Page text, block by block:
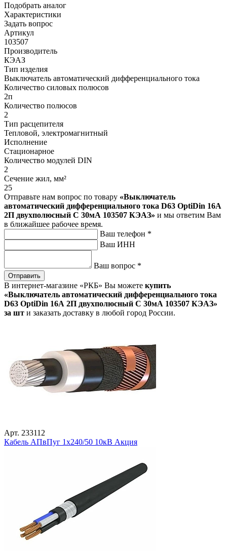
Подобрать аналог
Характеристики
Задать вопрос
Артикул
103507
Производитель
КЭАЗ
Тип изделия
Выключатель автоматический дифференциального тока
Количество силовых полюсов
2п
Количество полюсов
2
Тип расцепителя
Тепловой, электромагнитный
Исполнение
Стационарное
Количество модулей DIN
2
Сечение жил, мм²
25
Отправьте нам вопрос по товару «Выключатель
автоматический дифференциального тока D63 OptiDin 16А
2П двухполюсный C 30мА 103507 КЭАЗ» и мы ответим Вам
в ближайшее рабочее время.
Ваш телефон *
Ваш ИНН
Ваш вопрос *
Отправить
В интернет-магазине «РКБ» Вы можете купить
«Выключатель автоматический дифференциального тока
D63 OptiDin 16А 2П двухполюсный C 30мА 103507 КЭАЗ»
за шт и заказать доставку в любой город России.
Арт. 233112
Кабель АПвПуг 1х240/50 10кВ Акция